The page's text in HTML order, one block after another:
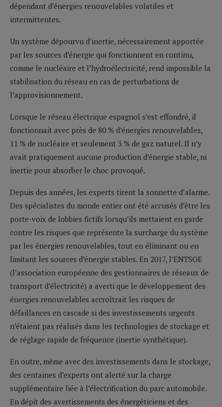
dépendant d’énergies renouvelables volatiles et
intermittentes.
Un système dépourvu d’inertie, nécessairement apportée
par les sources d’énergie qui fonctionnent en continu,
comme le nucléaire et l’hydroélectricité, rend impossible la
stabilisation du réseau en cas de perturbations de
l’approvisionnement.
Lorsque le réseau électrique espagnol s’est effondré, il
fonctionnait avec près de 80 % d’énergies renouvelables,
11 % de nucléaire et seulement 3 % de gaz naturel. Il n’y
avait pratiquement aucune production d’énergie stable, ni
inertie pour absorber le choc provoqué.
Depuis des années, les experts tirent la sonnette d’alarme.
Des spécialistes du monde entier ont été accusés d’être les
porte-voix de lobbies fictifs lorsqu’ils mettaient en garde
contre les risques que représente la surcharge du système
par les énergies renouvelables, tout en éliminant ou en
limitant les sources d’énergie stables. En 2017, l’ENTSOE
(l’association européenne des gestionnaires de réseaux de
transport d’électricité) a averti que le développement des
énergies renouvelables accroîtrait les risques de
défaillances en cascade si des investissements urgents
n’étaient pas réalisés dans les technologies de stockage et
de réglage rapide de fréquence (inertie synthétique).
En outre, même avec des investissements dans le stockage,
des centaines d’experts ont alerté sur la charge
supplémentaire liée à l’électrification du parc automobile.
En dépit des avertissements des énergéticiens et des